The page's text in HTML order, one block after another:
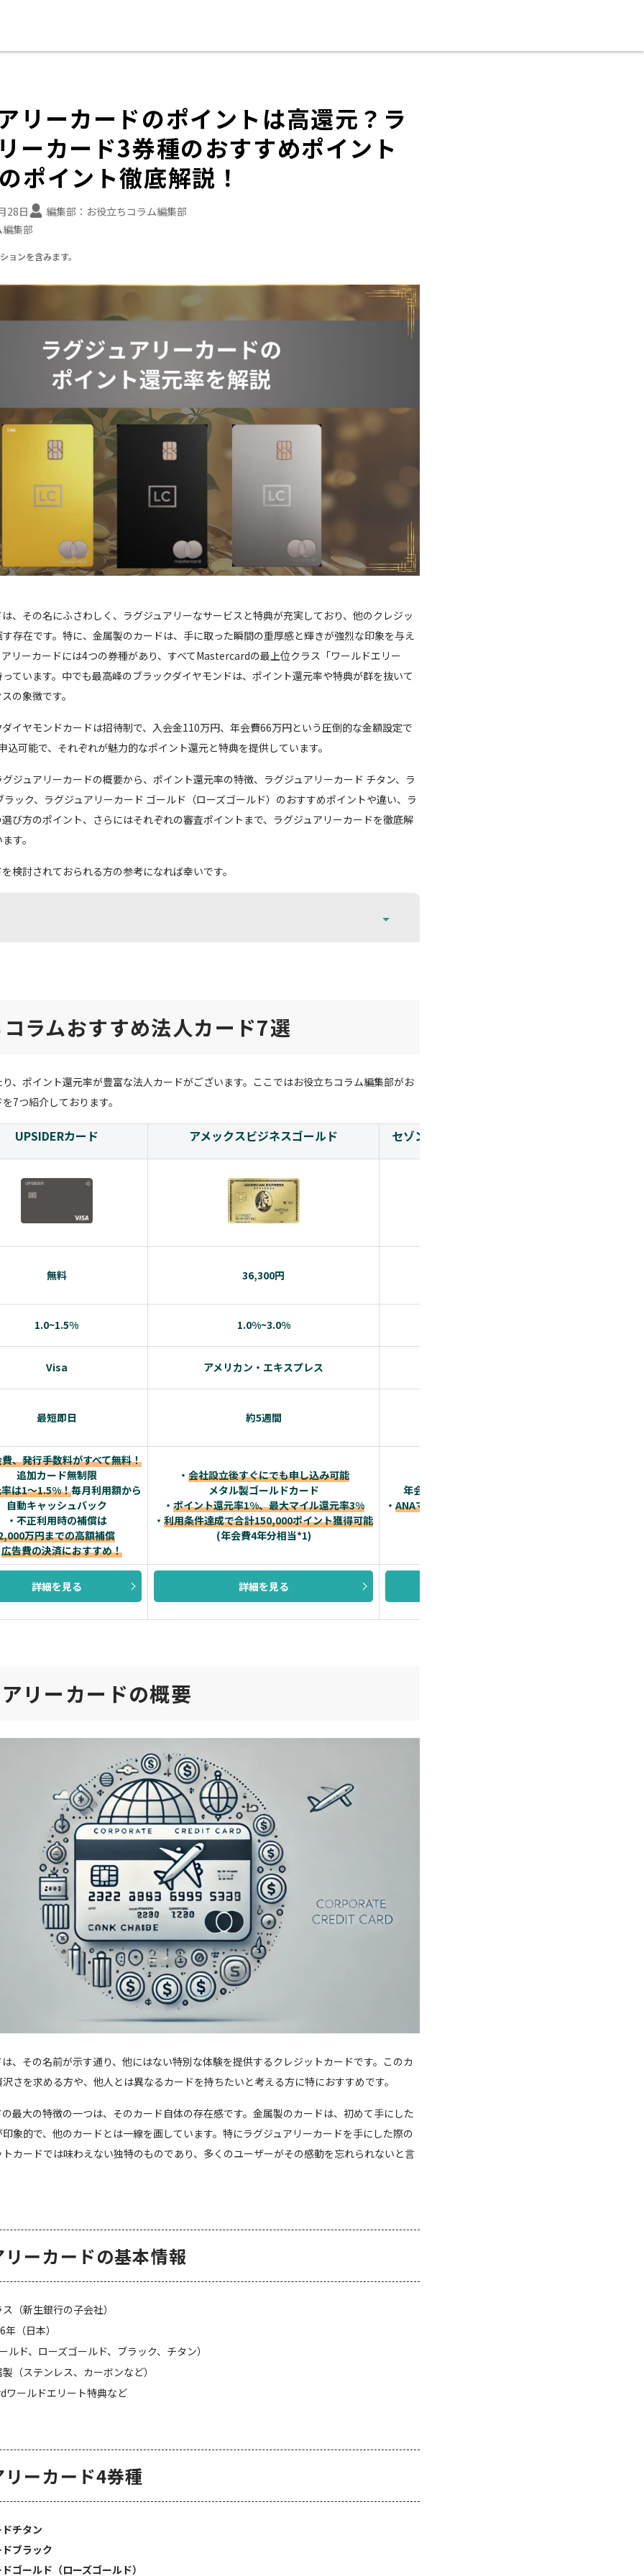
リーカードのポイントは高還元？ラ
ーカード3券種のおすすめポイント
ポイント徹底解説！
28日 編集部： お役立ちコラム編集部
集部
ンを含みます。
、その名にふさわしく、ラグジュアリーなサービスと特典が充実しており、他のクレジッ
存在です。特に、金属製のカードは、手に取った瞬間の重厚感と輝きが強烈な印象を与え
リーカードには4つの券種があり、すべてMastercardの最上位クラス「ワールドエリー
ています。中でも最高峰のブラックダイヤモンドは、ポイント還元率や特典が群を抜いて
の象徴です。
イヤモンドカードは招待制で、入会金110万円、年会費66万円という圧倒的な金額設定で
込可能で、それぞれが魅力的なポイント還元と特典を提供しています。
ジュアリーカードの概要から、ポイント還元率の特徴、ラグジュアリーカード チタン、ラ
ック、ラグジュアリーカード ゴールド（ローズゴールド）のおすすめポイントや違い、ラ
び方のポイント、さらにはそれぞれの審査ポイントまで、ラグジュアリーカードを徹底解
す。
検討されておられる方の参考になれば幸いです。
ラムおすすめ法人カード7選
、ポイント還元率が豊富な法人カードがございます。ここではお役立ちコラム編集部がお
7つ紹介しております。
UPSIDERカード アメックスビジネスゴールド セゾンプラチナ・ビジネス・アメックス
無料 36,300円
1.0~1.5% 1.0%~3.0%
Visa アメリカン・エキスプレス
最短即日 約5週間
、発行手数料がすべて無料！
追加カード無制限
は1～1.5%！毎月利用額から
自動キャッシュバック
・不正利用時の補償は
万円までの高額補償
広告費の決済におすすめ！
・ 会社設立後すぐにでも申し込み可能
メタル製ゴールドカード
・ ポイント還元率1%、最大マイル還元率3%
・ 利用条件達成で合計150,000ポイント獲得可能
(年会費4年分相当*1)
年会費2.2万円(税込)のプラチナカード！
・ ANAマイル還元率、JALマイル還元率が高い！
詳細を見る 詳細を見る
リーカードの概要
、その名前が示す通り、他にはない特別な体験を提供するクレジットカードです。このカ
さを求める方や、他人とは異なるカードを持ちたいと考える方に特におすすめです。
最大の特徴の一つは、そのカード自体の存在感です。金属製のカードは、初めて手にした
象的で、他のカードとは一線を画しています。特にラグジュアリーカードを手にした際の
カードでは味わえない独特のものであり、多くのユーザーがその感動を忘れられないと言
ーカードの基本情報
（新生銀行の子会社）
年（日本）
ルド、ローズゴールド、ブラック、チタン）
製（ステンレス、カーボンなど）
ワールドエリート特典など
ーカード4券種
チタン
ブラック
ゴールド（ローズゴールド）